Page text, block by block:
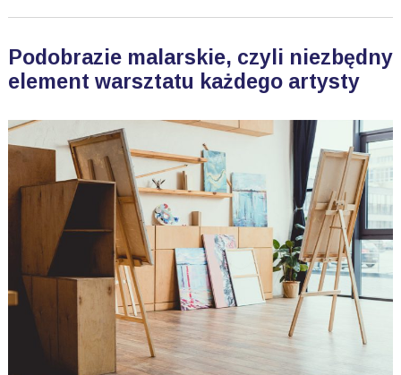
Podobrazie malarskie, czyli niezbędny
element warsztatu każdego artysty